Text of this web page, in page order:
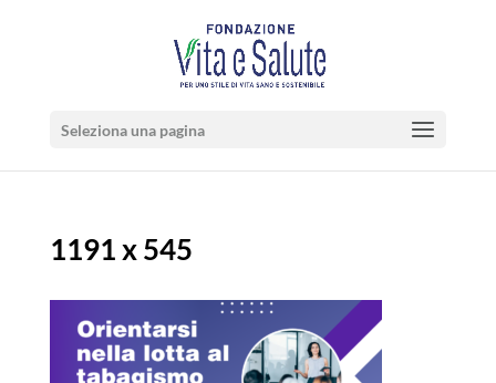
Seleziona una pagina
1191 x 545